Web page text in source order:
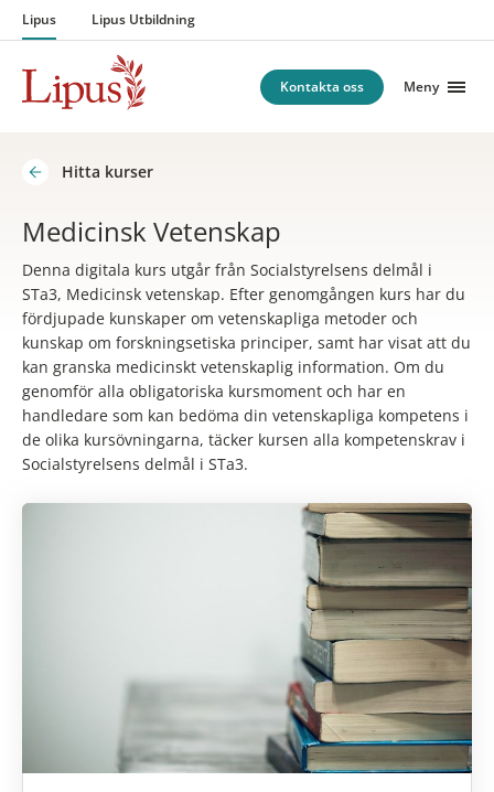
Hoppa till innehåll
Lipus Lipus Utbildning
Kontakta oss Meny
Hitta kurser
Medicinsk Vetenskap
Denna digitala kurs utgår från Socialstyrelsens delmål i
STa3, Medicinsk vetenskap. Efter genomgången kurs har du
fördjupade kunskaper om vetenskapliga metoder och
kunskap om forskningsetiska principer, samt har visat att du
kan granska medicinskt vetenskaplig information. Om du
genomför alla obligatoriska kursmoment och har en
handledare som kan bedöma din vetenskapliga kompetens i
de olika kursövningarna, täcker kursen alla kompetenskrav i
Socialstyrelsens delmål i STa3.